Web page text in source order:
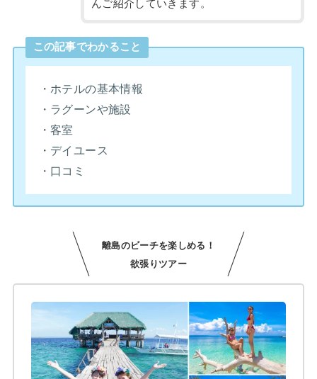
んご紹介していきます。
この記事でわかること
・ホテルの基本情報
・ラグーンや施設
・客室
・デイユース
・口コミ
離島のビーチを楽しめる！
欲張りツアー